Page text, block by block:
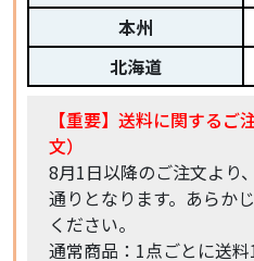
本州
北海道
【重要】送料に関する
文）
8月1日以降のご注文より
通りとなります。あらか
ください。
通常商品：1点ごとに送